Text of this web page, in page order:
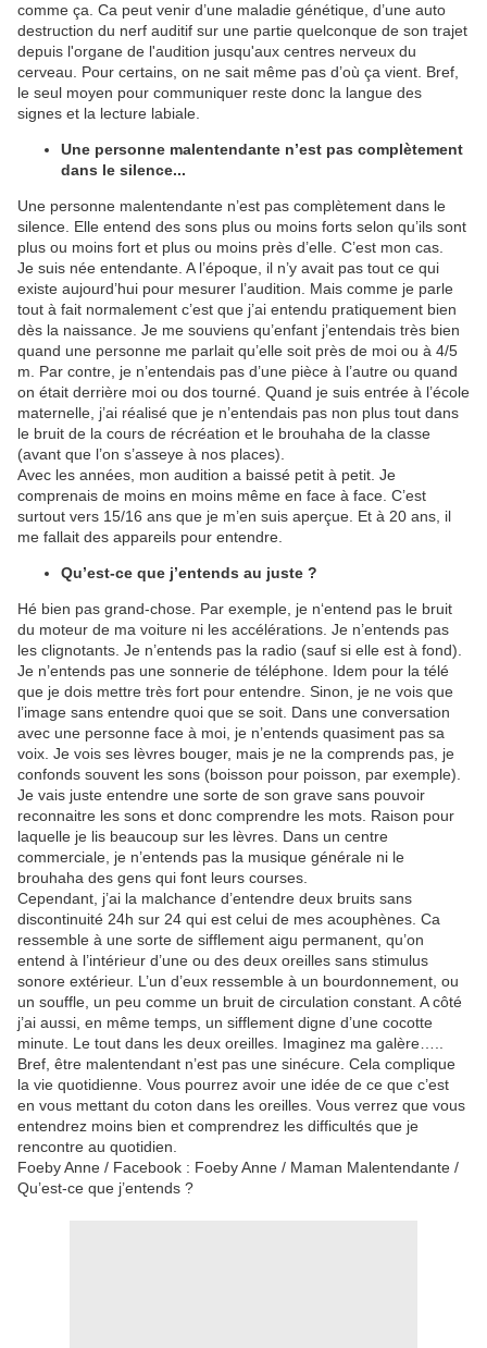
comme ça. Ca peut venir d’une maladie génétique, d’une auto
destruction du nerf auditif sur une partie quelconque de son trajet
depuis l'organe de l'audition jusqu'aux centres nerveux du
cerveau. Pour certains, on ne sait même pas d’où ça vient. Bref,
le seul moyen pour communiquer reste donc la langue des
signes et la lecture labiale.
Une personne malentendante n’est pas complètement
dans le silence...
Une personne malentendante n’est pas complètement dans le
silence. Elle entend des sons plus ou moins forts selon qu’ils sont
plus ou moins fort et plus ou moins près d’elle. C’est mon cas.
Je suis née entendante. A l’époque, il n’y avait pas tout ce qui
existe aujourd’hui pour mesurer l’audition. Mais comme je parle
tout à fait normalement c’est que j’ai entendu pratiquement bien
dès la naissance. Je me souviens qu’enfant j’entendais très bien
quand une personne me parlait qu’elle soit près de moi ou à 4/5
m. Par contre, je n’entendais pas d’une pièce à l’autre ou quand
on était derrière moi ou dos tourné. Quand je suis entrée à l’école
maternelle, j’ai réalisé que je n’entendais pas non plus tout dans
le bruit de la cours de récréation et le brouhaha de la classe
(avant que l’on s’asseye à nos places).
Avec les années, mon audition a baissé petit à petit. Je
comprenais de moins en moins même en face à face. C’est
surtout vers 15/16 ans que je m’en suis aperçue. Et à 20 ans, il
me fallait des appareils pour entendre.
Qu’est-ce que j’entends au juste ?
Hé bien pas grand-chose. Par exemple, je n‘entend pas le bruit
du moteur de ma voiture ni les accélérations. Je n’entends pas
les clignotants. Je n’entends pas la radio (sauf si elle est à fond).
Je n’entends pas une sonnerie de téléphone. Idem pour la télé
que je dois mettre très fort pour entendre. Sinon, je ne vois que
l’image sans entendre quoi que se soit. Dans une conversation
avec une personne face à moi, je n’entends quasiment pas sa
voix. Je vois ses lèvres bouger, mais je ne la comprends pas, je
confonds souvent les sons (boisson pour poisson, par exemple).
Je vais juste entendre une sorte de son grave sans pouvoir
reconnaitre les sons et donc comprendre les mots. Raison pour
laquelle je lis beaucoup sur les lèvres. Dans un centre
commerciale, je n’entends pas la musique générale ni le
brouhaha des gens qui font leurs courses.
Cependant, j’ai la malchance d’entendre deux bruits sans
discontinuité 24h sur 24 qui est celui de mes acouphènes. Ca
ressemble à une sorte de sifflement aigu permanent, qu’on
entend à l’intérieur d’une ou des deux oreilles sans stimulus
sonore extérieur. L’un d’eux ressemble à un bourdonnement, ou
un souffle, un peu comme un bruit de circulation constant. A côté
j’ai aussi, en même temps, un sifflement digne d’une cocotte
minute. Le tout dans les deux oreilles. Imaginez ma galère…..
Bref, être malentendant n’est pas une sinécure. Cela complique
la vie quotidienne. Vous pourrez avoir une idée de ce que c’est
en vous mettant du coton dans les oreilles. Vous verrez que vous
entendrez moins bien et comprendrez les difficultés que je
rencontre au quotidien.
Foeby Anne / Facebook : Foeby Anne / Maman Malentendante /
Qu’est-ce que j’entends ?